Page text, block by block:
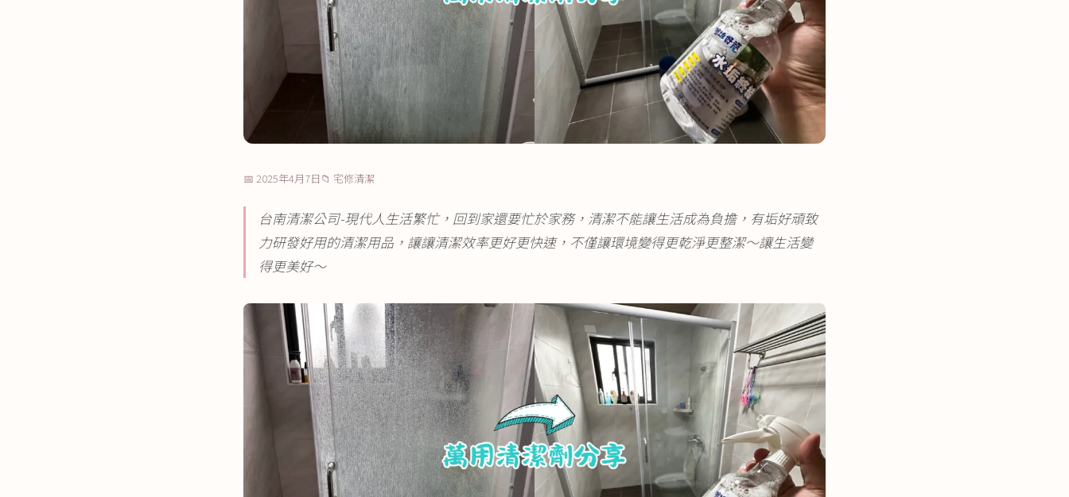
📅 2025年4月7日 📁 宅修清潔
台南清潔公司-現代人生活繁忙，回到家還要忙於家務，清潔不能讓生活成為負擔，有垢好頑致
力研發好用的清潔用品，讓讓清潔效率更好更快速，不僅讓環境變得更乾淨更整潔～讓生活變
得更美好～